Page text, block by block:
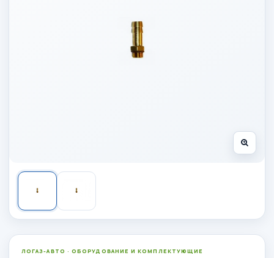
ЛОГАЗ-АВТО · ОБОРУДОВАНИЕ И КОМПЛЕКТУЮЩИЕ